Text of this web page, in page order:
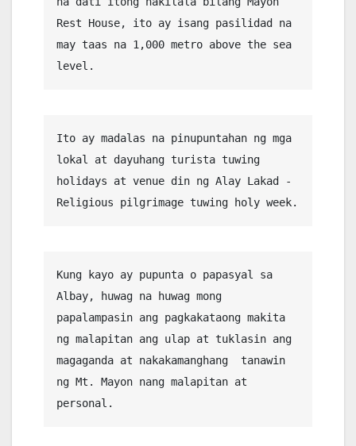
Rest House, ito ay isang pasilidad na
may taas na 1,000 metro above the sea
level.
Ito ay madalas na pinupuntahan ng mga
lokal at dayuhang turista tuwing
holidays at venue din ng Alay Lakad -
Religious pilgrimage tuwing holy week.
Kung kayo ay pupunta o papasyal sa
Albay, huwag na huwag mong
papalampasin ang pagkakataong makita
ng malapitan ang ulap at tuklasin ang
magaganda at nakakamanghang  tanawin
ng Mt. Mayon nang malapitan at
personal.